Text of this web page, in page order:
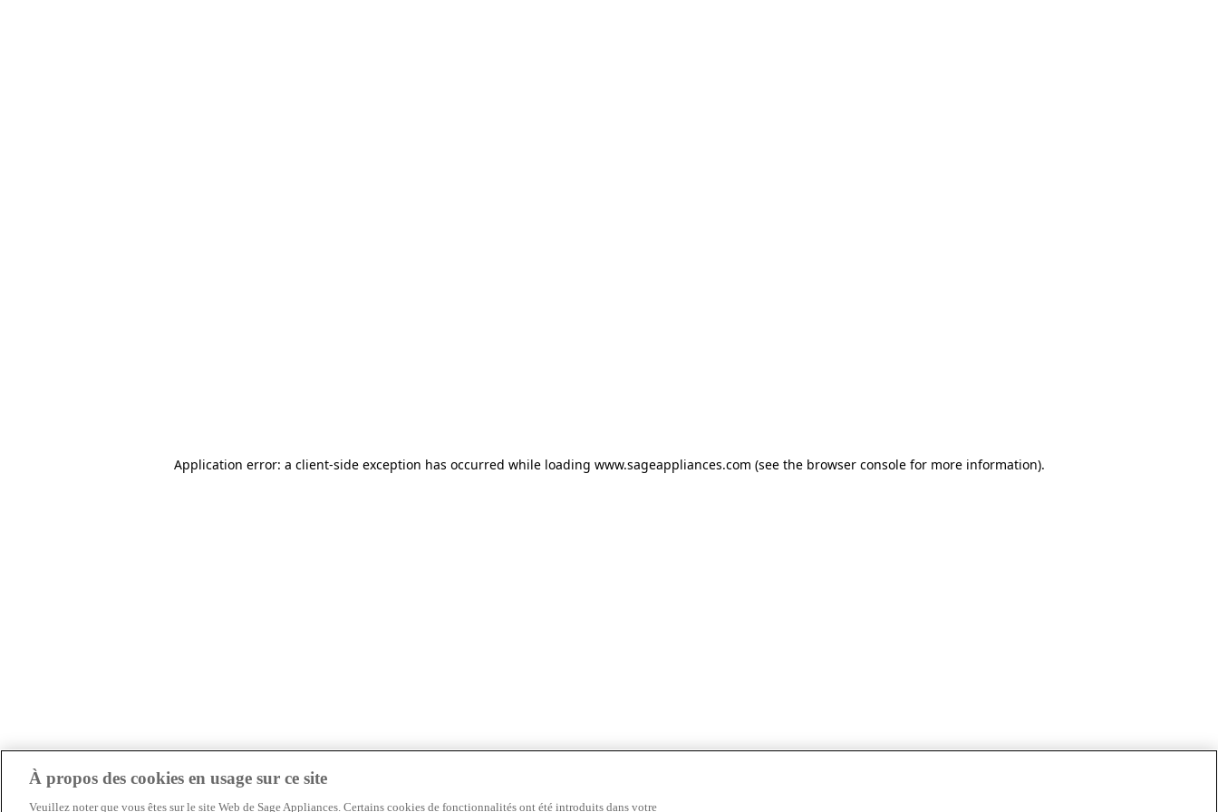
Application error: a client-side exception has occurred while loading www.sageappliances.com (see the browser console for more information).
À propos des cookies en usage sur ce site
Veuillez noter que vous êtes sur le site Web de Sage Appliances. Certains cookies de fonctionnalités ont été introduits dans votre